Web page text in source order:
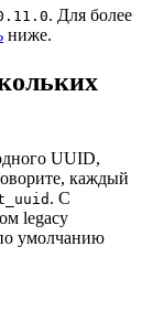
. Для более
ниже.
UUID,
каждый
. С
legacy
умолчанию